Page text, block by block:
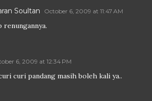
Soultan October 6, 2009 at 11:47 AM
renungannya.
6, 2009 at 12:34 PM
curi pandang masih boleh kali ya..